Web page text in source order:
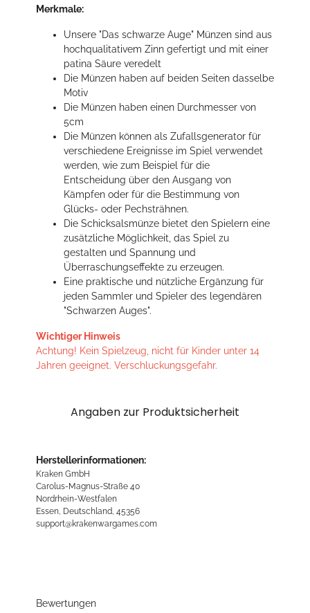
Merkmale:
Unsere "Das schwarze Auge" Münzen sind aus
hochqualitativem Zinn gefertigt und mit einer
patina Säure veredelt
Die Münzen haben auf beiden Seiten dasselbe
Motiv
Die Münzen haben einen Durchmesser von
5cm
Die Münzen können als Zufallsgenerator für
verschiedene Ereignisse im Spiel verwendet
werden, wie zum Beispiel für die
Entscheidung über den Ausgang von
Kämpfen oder für die Bestimmung von
Glücks- oder Pechsträhnen.
Die Schicksalsmünze bietet den Spielern eine
zusätzliche Möglichkeit, das Spiel zu
gestalten und Spannung und
Überraschungseffekte zu erzeugen.
Eine praktische und nützliche Ergänzung für
jeden Sammler und Spieler des legendären
"Schwarzen Auges".
Wichtiger Hinweis
Achtung! Kein Spielzeug, nicht für Kinder unter 14
Jahren geeignet. Verschluckungsgefahr.
Angaben zur Produktsicherheit
Herstellerinformationen:
Kraken GmbH
Carolus-Magnus-Straße 40
Nordrhein-Westfalen
Essen, Deutschland, 45356
support@krakenwargames.com
Bewertungen